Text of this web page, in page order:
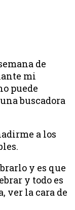
de
mi
puede
buscadora
a los
y es que
y todo es
ver la cara de